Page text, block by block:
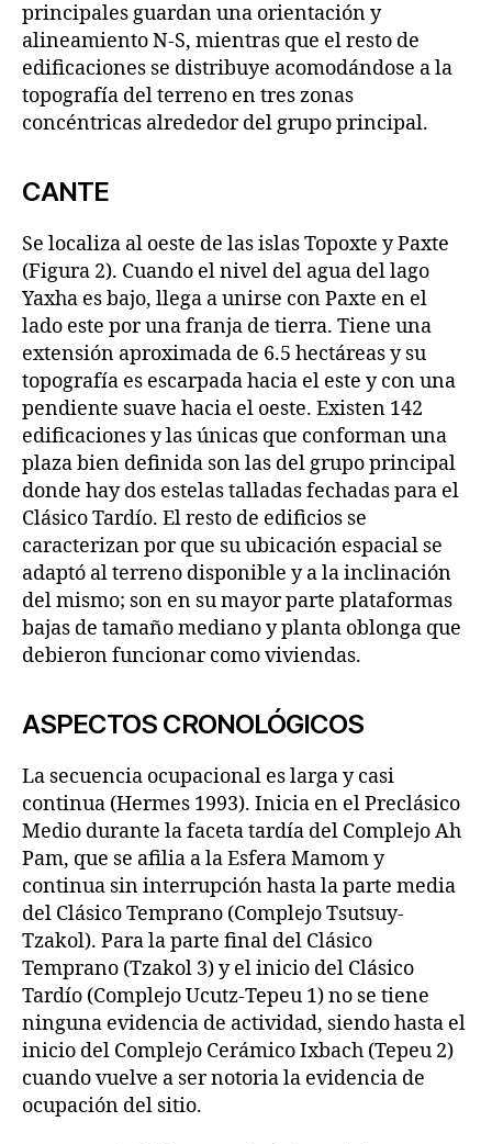
principales guardan una orientación y
alineamiento N-S, mientras que el resto de
edificaciones se distribuye acomodándose a la
topografía del terreno en tres zonas
concéntricas alrededor del grupo principal.
CANTE
Se localiza al oeste de las islas Topoxte y Paxte
(Figura 2). Cuando el nivel del agua del lago
Yaxha es bajo, llega a unirse con Paxte en el
lado este por una franja de tierra. Tiene una
extensión aproximada de 6.5 hectáreas y su
topografía es escarpada hacia el este y con una
pendiente suave hacia el oeste. Existen 142
edificaciones y las únicas que conforman una
plaza bien definida son las del grupo principal
donde hay dos estelas talladas fechadas para el
Clásico Tardío. El resto de edificios se
caracterizan por que su ubicación espacial se
adaptó al terreno disponible y a la inclinación
del mismo; son en su mayor parte plataformas
bajas de tamaño mediano y planta oblonga que
debieron funcionar como viviendas.
ASPECTOS CRONOLÓGICOS
La secuencia ocupacional es larga y casi
continua (Hermes 1993). Inicia en el Preclásico
Medio durante la faceta tardía del Complejo Ah
Pam, que se afilia a la Esfera Mamom y
continua sin interrupción hasta la parte media
del Clásico Temprano (Complejo Tsutsuy-
Tzakol). Para la parte final del Clásico
Temprano (Tzakol 3) y el inicio del Clásico
Tardío (Complejo Ucutz-Tepeu 1) no se tiene
ninguna evidencia de actividad, siendo hasta el
inicio del Complejo Cerámico Ixbach (Tepeu 2)
cuando vuelve a ser notoria la evidencia de
ocupación del sitio.